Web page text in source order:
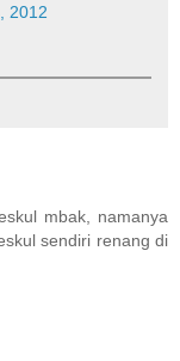
2012
mbak, namanya
sendiri renang di